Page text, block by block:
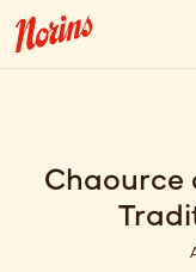
Chaource